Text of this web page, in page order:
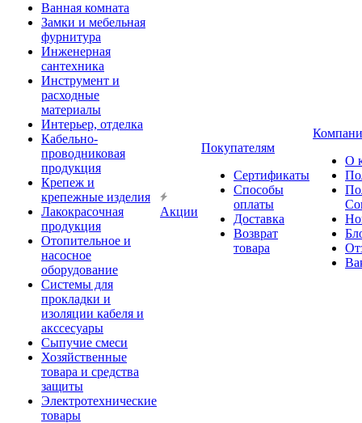
Ванная комната
Замки и мебельная
фурнитура
Инженерная
сантехника
Инструмент и
расходные
материалы
Интерьер, отделка
Кабельно-
проводниковая
продукция
Крепеж и
крепежные изделия
Лакокрасочная
продукция
Отопительное и
насосное
оборудование
Системы для
прокладки и
изоляции кабеля и
акссесуары
Сыпучие смеси
Хозяйственные
товара и средства
защиты
Электротехнические
товары
Акции
Покупателям
Сертификаты
Способы
оплаты
Доставка
Возврат
товара
О